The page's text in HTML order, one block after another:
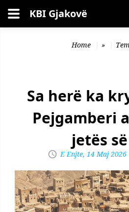
Kërko KBI Gjakovë
Home »
Sa herë ka
Pejgamberi
jetës
E Enjte, 14 Maj 2026